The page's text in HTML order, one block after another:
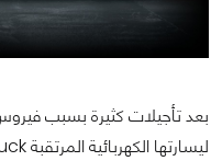
بعد تأجيلات كثيرة بسبب